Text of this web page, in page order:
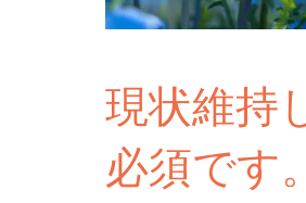
現状維持
必須です